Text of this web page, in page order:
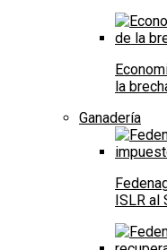
la
Ganadería
ISLR al